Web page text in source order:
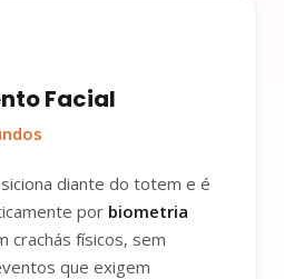
Facial
diante do totem e é
por biometria
crachás físicos, sem
que exigem